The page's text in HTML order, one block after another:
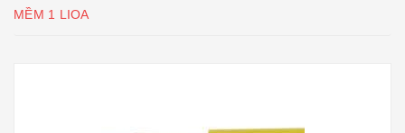
MỀM 1 LIOA